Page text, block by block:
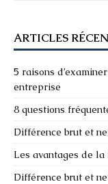
ARTICLES
5 raisons
entreprise
8 questions
Différence brut et
Les avantages de
Différence brut et